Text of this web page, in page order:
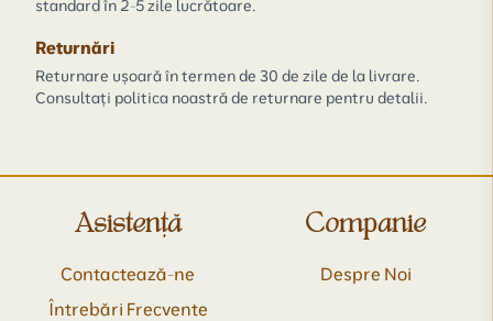
standard în 2-5 zile lucrătoare.
Returnări
Returnare ușoară în termen de 30 de zile de la livrare.
Consultați politica noastră de returnare pentru detalii.
Asistență
Contactează-ne
Întrebări Frecvente
Companie
Despre Noi